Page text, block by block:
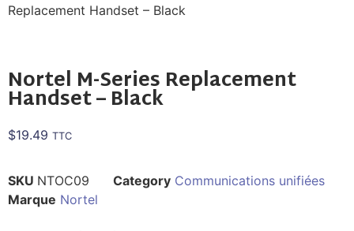
Replacement Handset – Black
Nortel M-Series Replacement
Handset – Black
$19.49 TTC
SKU NTOC09 Category Communications unifiées
Marque Nortel